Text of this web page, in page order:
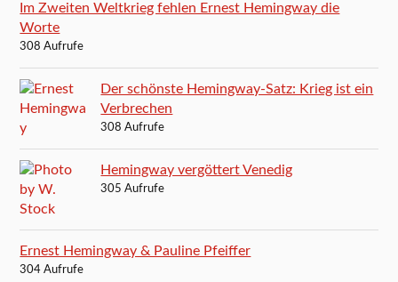
Im Zweiten Weltkrieg fehlen Ernest Hemingway die
Worte
308 Aufrufe
Der schönste Hemingway-Satz: Krieg ist ein
Verbrechen
308 Aufrufe
Hemingway vergöttert Venedig
305 Aufrufe
Ernest Hemingway & Pauline Pfeiffer
304 Aufrufe